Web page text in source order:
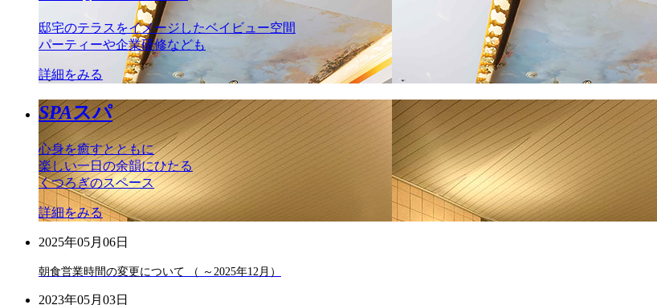
邸宅のテラスをイメージしたベイビュー空間
パーティーや企業研修なども
詳細をみる
SPAスパ
心身を癒すとともに
楽しい一日の余韻にひたる
くつろぎのスペース
詳細をみる
2025年05月06日
朝食営業時間の変更について （ ～2025年12月）
2023年05月03日